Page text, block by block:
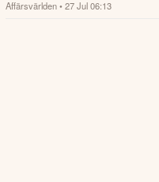
förvärvat fem fastigheter för
Affärsvärlden• 27 Jul 06:13